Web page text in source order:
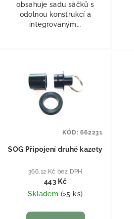
obsahuje sadu sáčků s
odolnou konstrukcí a
integrovaným...
SOG Připojení druhé kazety
366,12 Kč bez DPH
443 Kč
Skladem (>5 ks)
KÓD:662231